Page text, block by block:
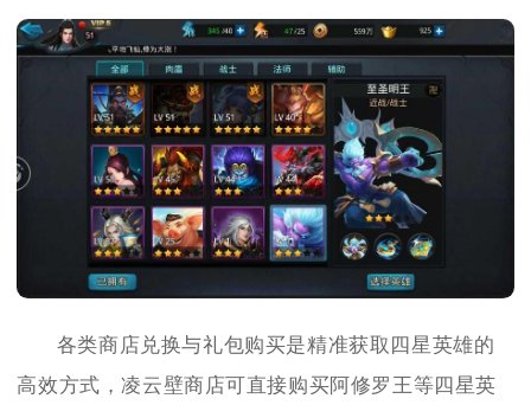
各类商店兑换与礼包购买是精准获取四星英雄的
高效方式，凌云壁商店可直接购买阿修罗王等四星英